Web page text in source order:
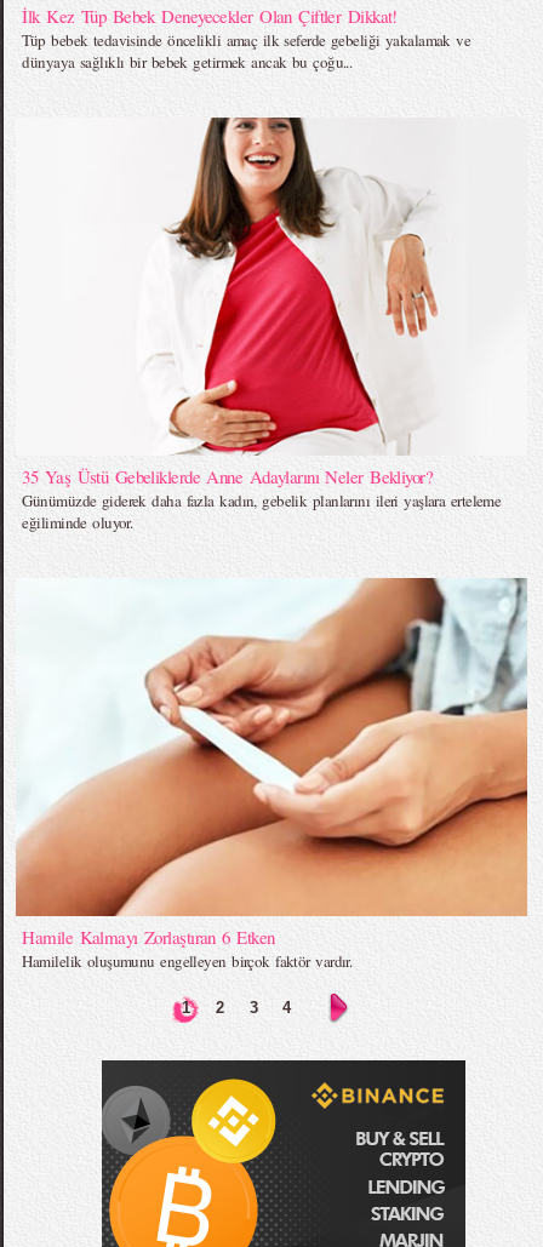
İlk Kez Tüp Bebek Deneyecekler Olan Çiftler Dikkat!
Tüp bebek tedavisinde öncelikli amaç ilk seferde gebeliği yakalamak ve
dünyaya sağlıklı bir bebek getirmek ancak bu çoğu...
35 Yaş Üstü Gebeliklerde Anne Adaylarını Neler Bekliyor?
Günümüzde giderek daha fazla kadın, gebelik planlarını ileri yaşlara erteleme
eğiliminde oluyor.
Hamile Kalmayı Zorlaştıran 6 Etken
Hamilelik oluşumunu engelleyen birçok faktör vardır.
1 2 3 4